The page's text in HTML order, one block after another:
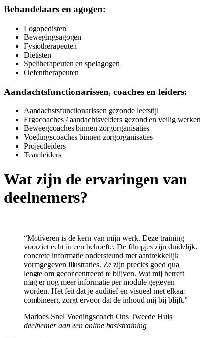
Behandelaars en agogen:
Logopedisten
Bewegingsagogen
Fysiotherapeuten
Diëtisten
Speltherapeuten en spelagogen
Oefentherapeuten
Aandachtsfunctionarissen, coaches en leiders:
Aandachstsfunctionarissen gezonde leefstijl
Ergocoaches / aandachtsvelders gezond en veilig werken
Beweegcoaches binnen zorgorganisaties
Voedingscoaches binnen zorgorganisaties
Projectleiders
Teamleiders
Wat zijn de ervaringen van
deelnemers?
“Motiveren is de kern van mijn werk. Deze training
voorziet echt in een behoefte. De filmpjes zijn duidelijk:
concrete informatie ondersteund met aantrekkelijk
vormgegeven illustraties. Ze zijn precies goed qua
lengte om geconcentreerd te blijven. Wat mij betreft
mag er nog meer informatie per module gegeven
worden. Het feit dat je auditief en visueel met elkaar
combineert, zorgt ervoor dat de inhoud mij bij blijft.”
Marloes Snel Voedingscoach Ons Tweede Huis
deelnemer aan een online basistraining